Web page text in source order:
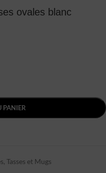
ovales blanc
PANIER
, Tasses et Mugs